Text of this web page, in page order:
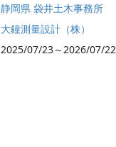
静岡県 袋井土木事務所
大鐘測量設計（株）
2025/07/23～2026/07/22